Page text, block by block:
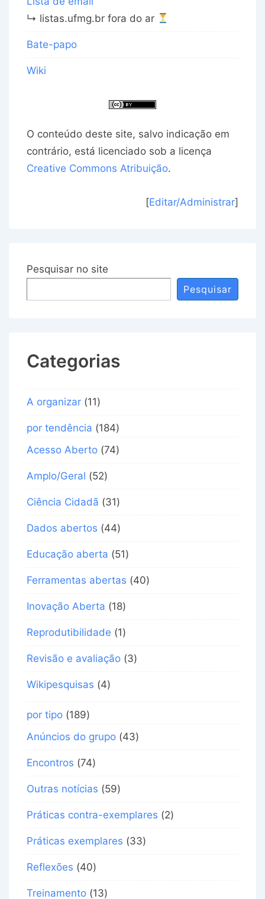
↳ listas.ufmg.br fora do ar
Bate-papo
Wiki
O conteúdo deste site, salvo indicação em
contrário, está licenciado sob a licença
Creative Commons Atribuição.
[Editar/Administrar]
Pesquisar no site
Pesquisar
Categorias
A organizar (11)
por tendência (184)
Acesso Aberto (74)
Amplo/Geral (52)
Ciência Cidadã (31)
Dados abertos (44)
Educação aberta (51)
Ferramentas abertas (40)
Inovação Aberta (18)
Reprodutibilidade (1)
Revisão e avaliação (3)
Wikipesquisas (4)
por tipo (189)
Anúncios do grupo (43)
Encontros (74)
Outras notícias (59)
Práticas contra-exemplares (2)
Práticas exemplares (33)
Reflexões (40)
Treinamento (13)